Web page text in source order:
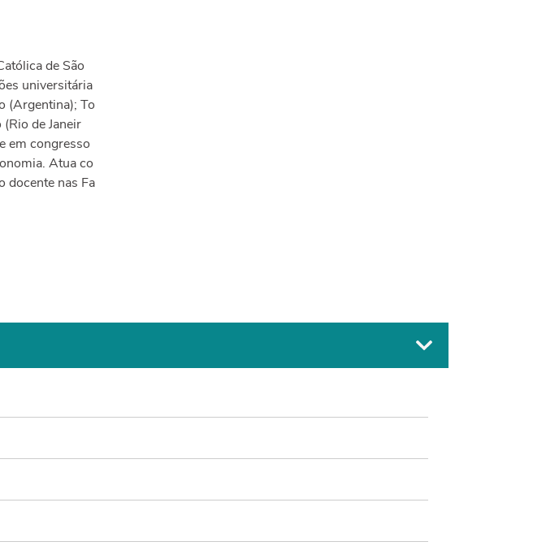
de São
universitária
(Argentina); To
de Janeir
em congresso
Atua co
docente nas Fa